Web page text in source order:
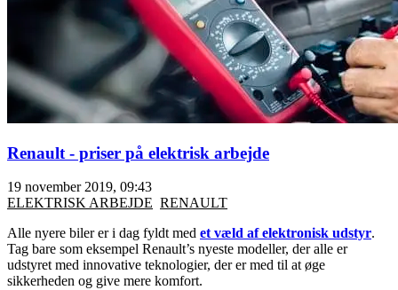
Renault - priser på elektrisk arbejde
19 november 2019, 09:43
ELEKTRISK ARBEJDE RENAULT
Alle nyere biler er i dag fyldt med et væld af elektronisk udstyr.
Tag bare som eksempel Renault’s nyeste modeller, der alle er
udstyret med innovative teknologier, der er med til at øge
sikkerheden og give mere komfort.